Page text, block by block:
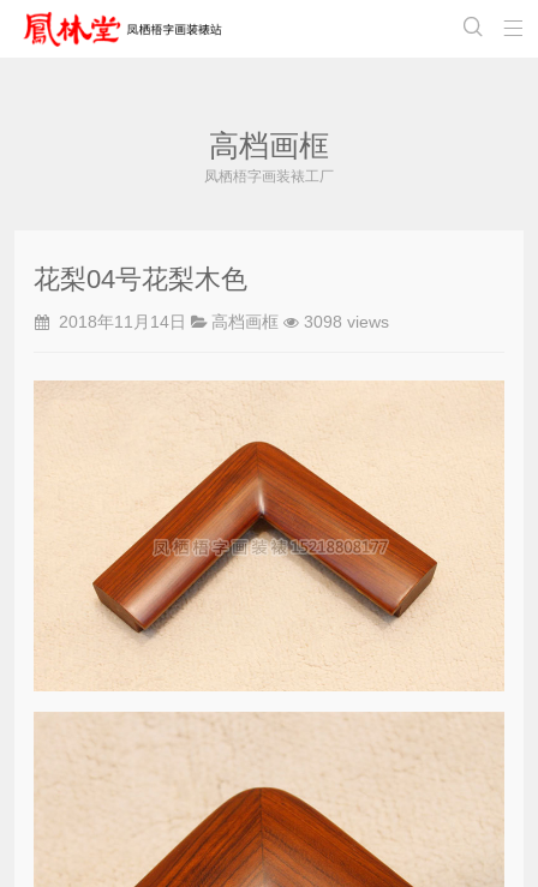


高档画框
凤栖梧字画装裱工厂
花梨04号花梨木色
2018年11月14日 高档画框 3098 views